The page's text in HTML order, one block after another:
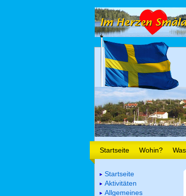
Startseite Wohin?
Startseite
Aktivitäten
Allgemeines